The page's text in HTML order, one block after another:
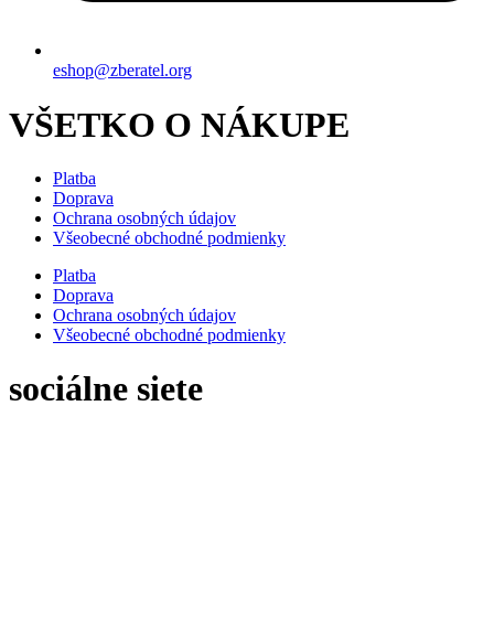
eshop@zberatel.org
VŠETKO O NÁKUPE
Platba
Doprava
Ochrana osobných údajov
Všeobecné obchodné podmienky
Platba
Doprava
Ochrana osobných údajov
Všeobecné obchodné podmienky
sociálne siete